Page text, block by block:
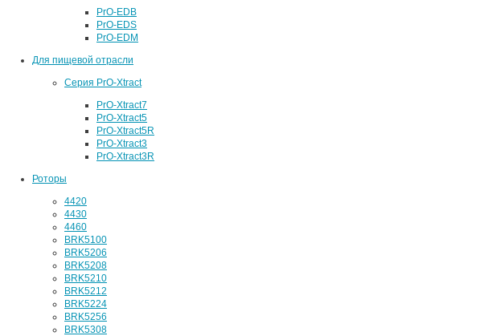
PrO-EDB
PrO-EDS
PrO-EDM
Для пищевой отрасли
Серия PrO-Xtract
PrO-Xtract7
PrO-Xtract5
PrO-Xtract5R
PrO-Xtract3
PrO-Xtract3R
Роторы
4420
4430
4460
BRK5100
BRK5206
BRK5208
BRK5210
BRK5212
BRK5224
BRK5256
BRK5308